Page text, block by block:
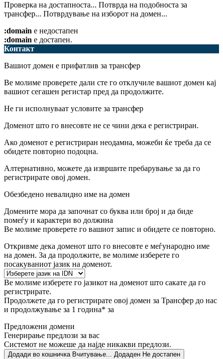
Проверка на достапноста... Потврда на подобноста за
трансфер... Потврдување на изборот на домен...
:domain е недостапен
:domain е достапен.
Контакт
Вашиот домен е прифатлив за трансфер
Ве молиме проверете дали сте го отклучиле вашиот домен кај
вашиот сегашен регистар пред да продолжите.
Не ги исполнуваат условите за трансфер
Доменот што го внесовте не се чини дека е регистриран.
Ако доменот е регистриран неодамна, можеби ќе треба да се
обидете повторно подоцна.
Алтернативно, можете да извршите пребарување за да го
регистрирате овој домен.
Обезбедено невалидно име на домен
Домените мора да започнат со буква или број и да биде
помеѓу и карактери во должина
Ве молиме проверете го вашиот запис и обидете се повторно.
Откривме дека доменот што го внесовте е меѓународно име
на домен. За да продолжите, ве молиме изберете го
посакуваниот јазик на доменот.
Ве молиме изберете го јазикот на доменот што сакате да го
регистрирате.
Продолжете да го регистрирате овој домен за Трансфер до нас
и продолжување за 1 година* за
Предложени домени
Генерирање предлози за вас
Системот не можеше да најде никакви предлози.
Додади во кошничка Вчитување... Додаден Не достапен